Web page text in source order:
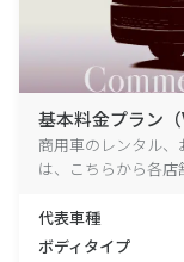
基本料金プラン（
商用車のレンタル
は、こちらから各店
代表車種
ボディタイプ